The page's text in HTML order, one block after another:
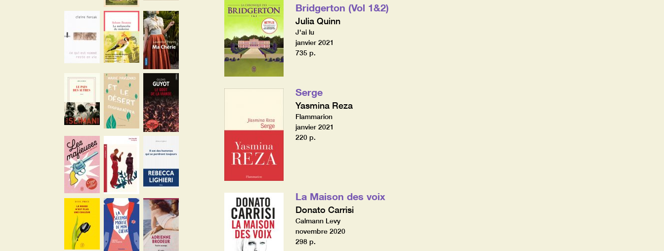
Bridgerton (Vol 1&2)
Julia Quinn
J'ai lu
janvier 2021
735 p.
Serge
Yasmina Reza
Flammarion
janvier 2021
220 p.
La Maison des voix
Donato Carrisi
Calmann Levy
novembre 2020
298 p.